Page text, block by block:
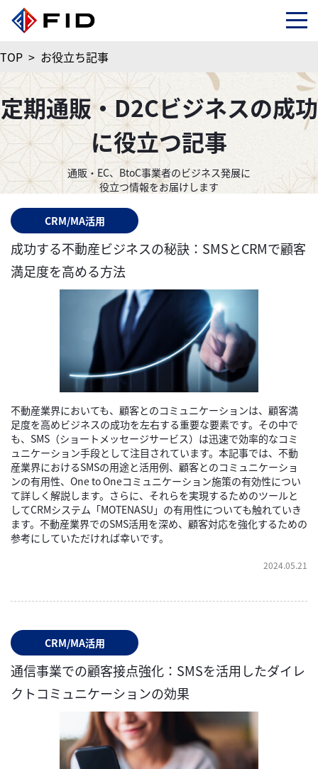
TOP > お役立ち記事
定期通販・D2Cビジネスの成功
に役立つ記事
通販・EC、BtoC事業者のビジネス発展に
役立つ情報をお届けします
CRM/MA活用
成功する不動産ビジネスの秘訣：SMSとCRMで顧客
満足度を高める方法
不動産業界においても、顧客とのコミュニケーションは、顧客満
足度を高めビジネスの成功を左右する重要な要素です。その中で
も、SMS（ショートメッセージサービス）は迅速で効率的なコミ
ュニケーション手段として注目されています。本記事では、不動
産業界におけるSMSの用途と活用例、顧客とのコミュニケーショ
ンの有用性、One to Oneコミュニケーション施策の有効性につい
て詳しく解説します。さらに、それらを実現するためのツールと
してCRMシステム「MOTENASU」の有用性についても触れていき
ます。不動産業界でのSMS活用を深め、顧客対応を強化するための
参考にしていただければ幸いです。
2024.05.21
CRM/MA活用
通信事業での顧客接点強化：SMSを活用したダイレ
クトコミュニケーションの効果